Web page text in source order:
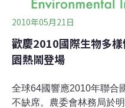
2010年05月21日
歡慶2010國際生物多
園熱鬧登場
全球64國響應2010年聯合
不缺席。農委會林務局於